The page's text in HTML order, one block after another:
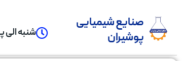
صنایع شیمیایی
پوشیران
شنبه الی